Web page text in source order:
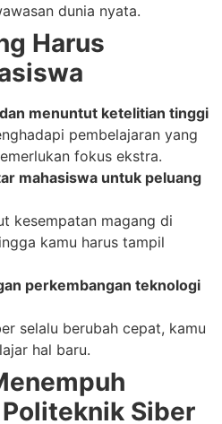
dunia nyata.
Harus
menuntut ketelitian tinggi
pembelajaran yang
fokus ekstra.
mahasiswa untuk peluang
kesempatan magang di
kamu harus tampil
perkembangan teknologi
selalu berubah cepat, kamu
hal baru.
Siber